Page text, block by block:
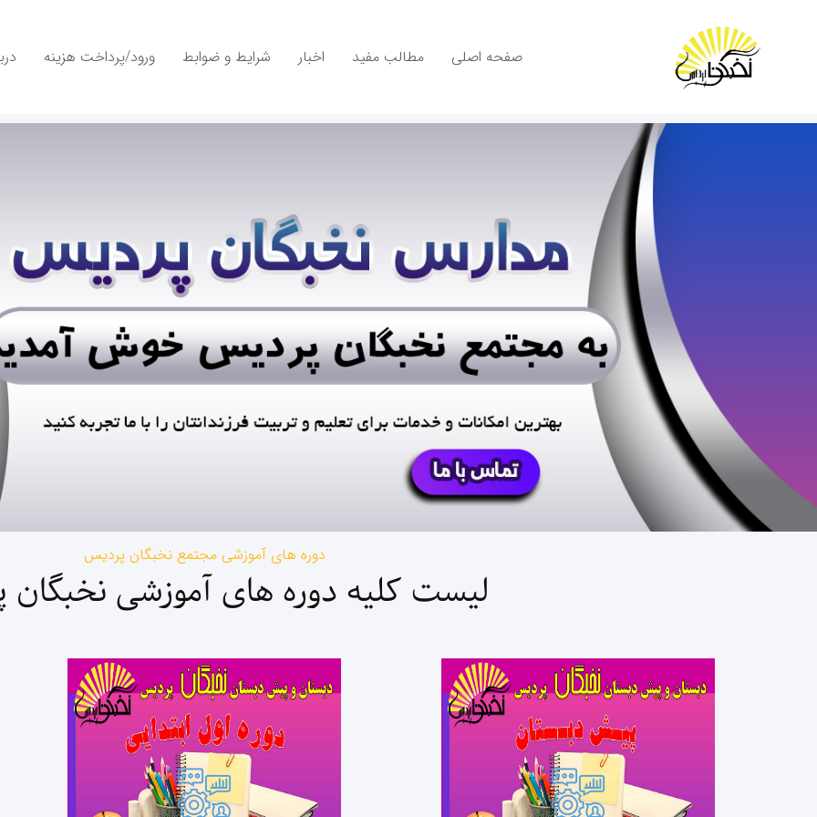
صفحه اصلی مطالب مفید اخبار شرایط و ضوابط ورود/پرداخت هزینه
دوره های آموزشی مجتمع نخبگان پردیس
لیست کلیه دوره های آموزشی